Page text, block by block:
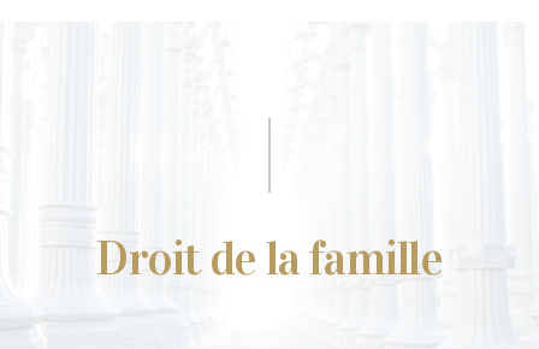
Droit de la famille